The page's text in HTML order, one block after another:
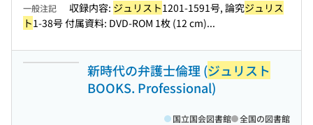
一般注記 収録内容: ジュリスト1201-1591号, 論究ジュリス
ト1-38号 付属資料: DVD-ROM 1枚 (12 cm)...
新時代の弁護士倫理 (ジュリスト
BOOKS. Professional)
国立国会図書館 全国の図書館